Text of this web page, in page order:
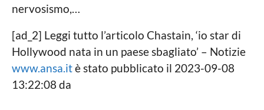
nervosismo,…
[ad_2] Leggi tutto l’articolo Chastain, ‘io star di
Hollywood nata in un paese sbagliato’ – Notizie
www.ansa.itè stato pubblicato il 2023-09-08
13:22:08 da